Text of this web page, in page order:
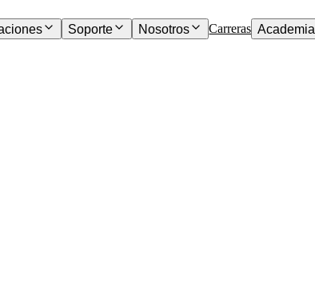
Soporte Nosotros Carreras Academia